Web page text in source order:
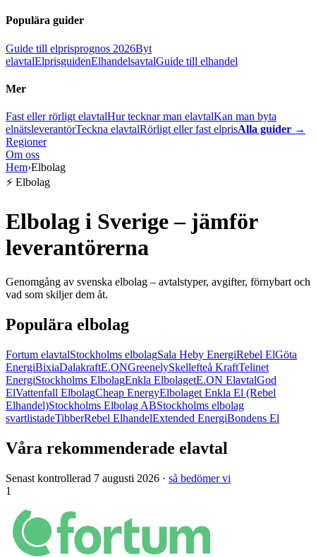
Populära guider
Guide till elprisprognos 2026Byt
elavtalElprisguidenElhandelsavtalGuide till elhandel
Mer
Fast eller rörligt elavtalHur tecknar man elavtalKan man byta
elnätsleverantörTeckna elavtalRörligt eller fast elprisAlla guider →
Regioner
Om oss
Hem›Elbolag
⚡ Elbolag
Elbolag i Sverige – jämför
leverantörerna
Genomgång av svenska elbolag – avtalstyper, avgifter, förnybart och
vad som skiljer dem åt.
Populära elbolag
Fortum elavtalStockholms elbolagSala Heby EnergiRebel ElGöta
EnergiBixiaDalakraftE.ONGreenelySkellefteå KraftTelinet
EnergiStockholms ElbolagEnkla ElbolagetE.ON ElavtalGod
ElVattenfall ElbolagCheap EnergyElbolaget Enkla El (Rebel
Elhandel)Stockholms Elbolag ABStockholms elbolag
svartlistadeTibberRebel ElhandelExtended EnergiBondens El
Våra rekommenderade elavtal
Senast kontrollerad 7 augusti 2026 · så bedömer vi
1